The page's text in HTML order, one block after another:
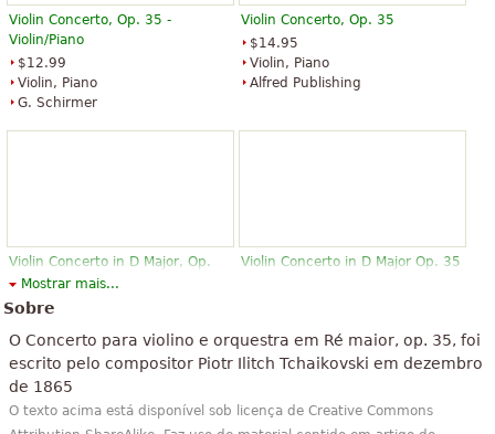
Violin Concerto, Op. 35 -
Violin/Piano
$12.99
Violin, Piano
G. Schirmer
Violin Concerto, Op. 35
$14.95
Violin, Piano
Alfred Publishing
Violin Concerto in D Major, Op.
35
$16.95
Hal Leonard
Violin Concerto in D Major Op. 35
Hal Leonard
Mostrar mais...
Sobre
O Concerto para violino e orquestra em Ré maior, op. 35, foi
escrito pelo compositor Piotr Ilitch Tchaikovski em dezembro
de 1865
O texto acima está disponível sob licença de Creative Commons